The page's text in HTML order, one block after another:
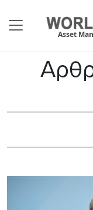
Asset